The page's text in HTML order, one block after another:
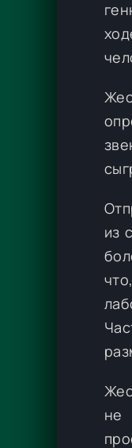
из
не